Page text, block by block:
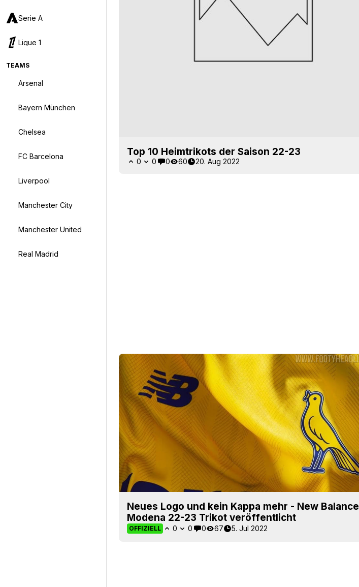
Serie A
Ligue 1
TEAMS
Arsenal
Bayern München
Chelsea
FC Barcelona
Liverpool
Manchester City
Manchester United
Real Madrid
Top 10 Heimtrikots der Saison 22-23
0 0 0 60 20. Aug 2022
Neues Logo und kein Kappa mehr - New Balance
Modena 22-23 Trikot veröffentlicht
OFFIZIELL 0 0 0 67 5. Jul 2022